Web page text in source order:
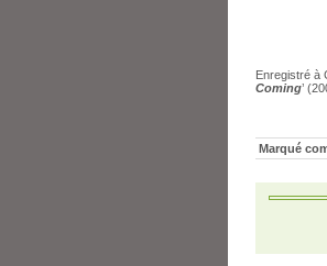
Enregistré à
Coming’
Marqué